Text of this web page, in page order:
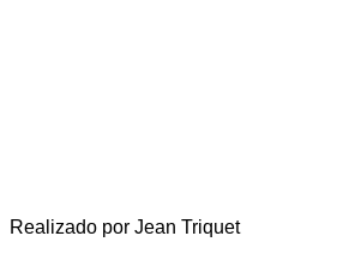
Realizado por Jean Triquet